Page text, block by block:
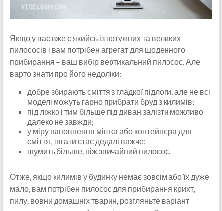
Якщо у вас вже є якийсь із потужних та великих
пилососів і вам потрібен агрегат для щоденного
прибирання – ваш вибір вертикальний пилосос. Але
варто знати про його недоліки:
добре збирають сміття з гладкої підлоги, але не всі
моделі можуть гарно прибрати бруд з килимів;
під ліжко і тим більше під диван залізти можливо
далеко не завжди;
у міру наповнення мішка або контейнера для
сміття, тягати стає дедалі важче;
шумить більше, ніж звичайний пилосос.
Отже, якщо килимів у будинку немає зовсім або їх дуже
мало, вам потрібен пилосос для прибирання крихт,
пилу, вовни домашніх тварин, розгляньте варіант